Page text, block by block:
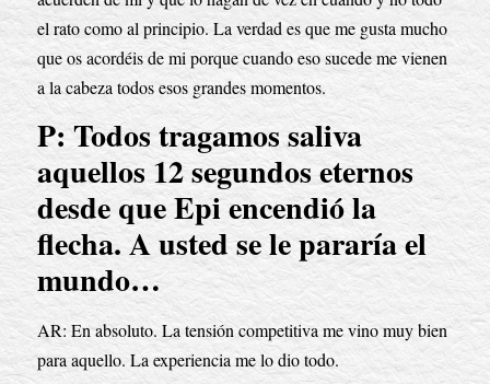
el rato como al principio. La verdad es que me gusta mucho
que os acordéis de mi porque cuando eso sucede me vienen
a la cabeza todos esos grandes momentos.
P: Todos tragamos saliva
aquellos 12 segundos eternos
desde que Epi encendió la
flecha. A usted se le pararía el
mundo…
AR: En absoluto. La tensión competitiva me vino muy bien
para aquello. La experiencia me lo dio todo.